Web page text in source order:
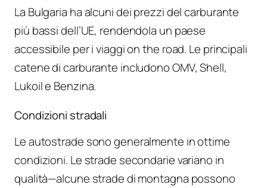
La Bulgaria ha alcuni dei prezzi del carburante
più bassi dell’UE, rendendola un paese
accessibile per i viaggi on the road. Le principali
catene di carburante includono OMV, Shell,
Lukoil e Benzina.
Condizioni stradali
Le autostrade sono generalmente in ottime
condizioni. Le strade secondarie variano in
qualità—alcune strade di montagna possono